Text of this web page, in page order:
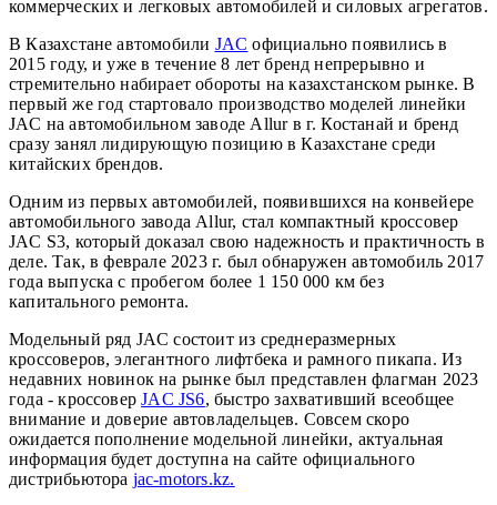
коммерческих и легковых автомобилей и силовых агрегатов.
В Казахстане автомобили JAC официально появились в
2015 году, и уже в течение 8 лет бренд непрерывно и
стремительно набирает обороты на казахстанском рынке. В
первый же год стартовало производство моделей линейки
JAC на автомобильном заводе Allur в г. Костанай и бренд
сразу занял лидирующую позицию в Казахстане среди
китайских брендов.
Одним из первых автомобилей, появившихся на конвейере
автомобильного завода Allur, стал компактный кроссовер
JAC S3, который доказал свою надежность и практичность в
деле. Так, в феврале 2023 г. был обнаружен автомобиль 2017
года выпуска с пробегом более 1 150 000 км без
капитального ремонта.
Модельный ряд JAC состоит из среднеразмерных
кроссоверов, элегантного лифтбека и рамного пикапа. Из
недавних новинок на рынке был представлен флагман 2023
года - кроссоверJAC JS6, быстро захвативший всеобщее
внимание и доверие автовладельцев. Совсем скоро
ожидается пополнение модельной линейки, актуальная
информация будет доступна на сайте официального
дистрибьютора jac-motors.kz.